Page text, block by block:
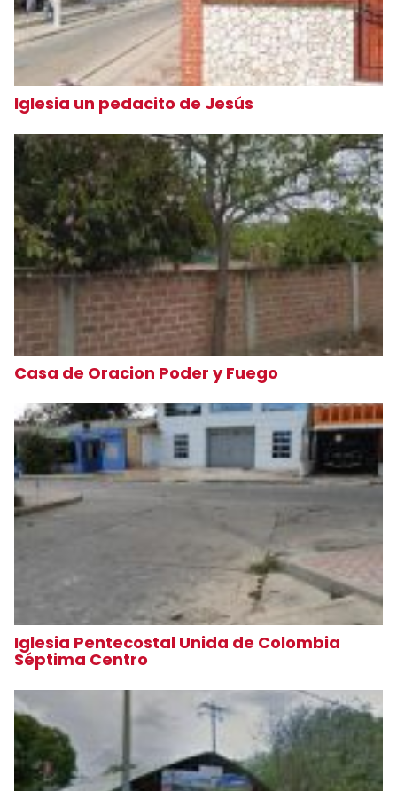
Iglesia un pedacito de Jesús
Casa de Oracion Poder y Fuego
Iglesia Pentecostal Unida de Colombia
Séptima Centro